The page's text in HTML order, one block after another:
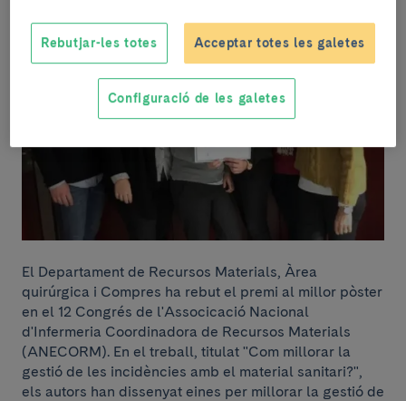
El Departament de Recursos Materials, Àrea
quirúrgica i Compres ha rebut el premi al millor pòster
en el 12 Congrés de l'Associcació Nacional
d'Infermeria Coordinadora de Recursos Materials
(ANECORM). En el treball, titulat "Com millorar la
gestió de les incidències amb el material sanitari?",
els autors han dissenyat eines per millorar la gestió de
Rebutjar-les totes Acceptar totes les galetes
Configuració de les galetes